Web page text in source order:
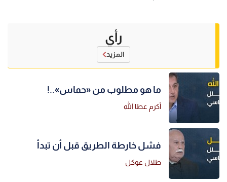
رأي
المزيد
ما هو مطلوب من «حماس»..!
أكرم عطا الله
فشل خارطة الطريق قبل أن تبدأ
طلال عوكل